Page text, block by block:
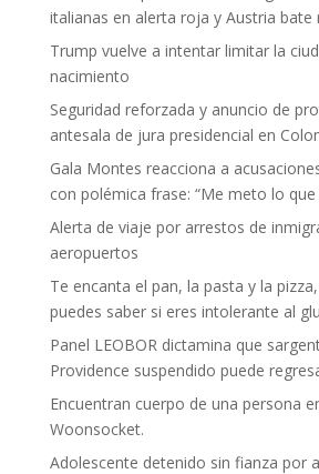
italianas en alerta roja y Austria bate
Trump vuelve a intentar limitar la
nacimiento
Seguridad reforzada y anuncio de
antesala de jura presidencial en
Gala Montes reacciona a
con polémica frase: “Me meto lo que
Alerta de viaje por arrestos de
aeropuertos
Te encanta el pan, la pasta y la
puedes saber si eres intolerante al
Panel LEOBOR dictamina que
Providence suspendido puede
Encuentran cuerpo de una persona
Woonsocket.
Adolescente detenido sin fianza por